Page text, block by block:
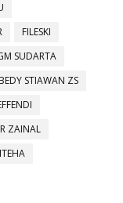
FILESKI
SUDARTA
STIAWAN ZS
ZAINAL